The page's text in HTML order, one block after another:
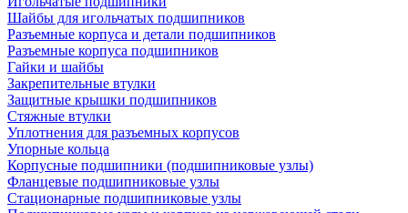
Шайбы для игольчатых подшипников
Разъемные корпуса и детали подшипников
Разъемные корпуса подшипников
Гайки и шайбы
Закрепительные втулки
Защитные крышки подшипников
Стяжные втулки
Уплотнения для разъемных корпусов
Упорные кольца
Корпусные подшипники (подшипниковые узлы)
Фланцевые подшипниковые узлы
Стационарные подшипниковые узлы